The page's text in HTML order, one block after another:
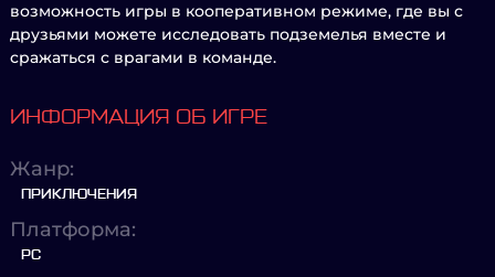
возможность игры в кооперативном режиме, где вы с
друзьями можете исследовать подземелья вместе и
сражаться с врагами в команде.
ИНФОРМАЦИЯ ОБ ИГРЕ
Жанр:
ПРИКЛЮЧЕНИЯ
Платформа:
PC